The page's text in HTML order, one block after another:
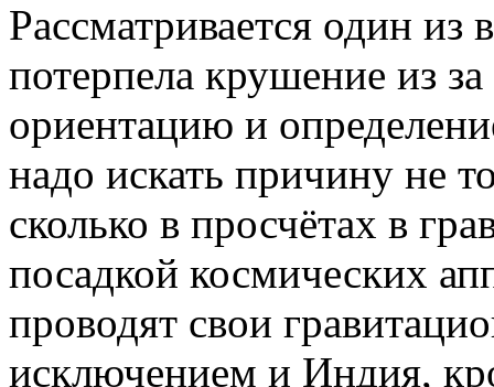
Рассматривается один из
потерпела крушение из
ориентацию и
надо искать причину не
сколько в просчётах в
посадкой космических
проводят свои
исключением и Индия,